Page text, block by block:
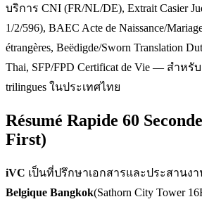
บริการ CNI (FR/NL/DE), Extrait Casier
1/2/596), BAEC Acte de Naissance/
étrangères, Beëdigde/Sworn Translation
Thai, SFP/FPD Certificat de Vie — สำหรับ
trilingues ในประเทศไทย
Résumé Rapide 60
First)
iVC เป็นที่ปรึกษาเอกสารและประสานง
Belgique Bangkok(Sathorn City Tower